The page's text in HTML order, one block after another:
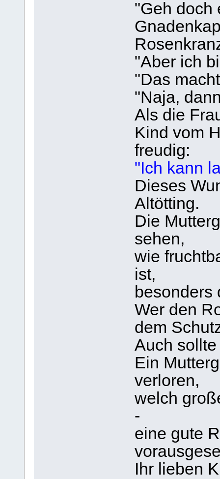
"Geh doch
"Aber ich
"Das
"Naja,
Als die
Kind vom
freudig:
"Ich kann
Dieses
Altötting.
Die
sehen,
wie
ist,
besonders
Wer den
dem
Auch
Ein
verloren,
welch
-
eine gute
Ihr lieben